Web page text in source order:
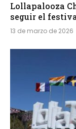
Lollapalooza
seguir el
13 de marzo de 2026